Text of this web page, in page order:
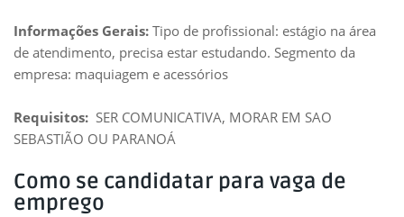
Informações Gerais: Tipo de profissional: estágio na área
de atendimento, precisa estar estudando. Segmento da
empresa: maquiagem e acessórios
Requisitos: SER COMUNICATIVA, MORAR EM SAO
SEBASTIÃO OU PARANOÁ
Como se candidatar para vaga de
emprego